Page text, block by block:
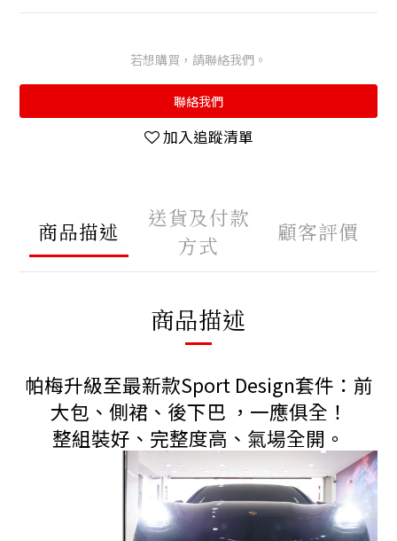
若想購買，請聯絡我們。
聯絡我們
加入追蹤清單
商品描述
送貨及付款
方式
顧客評價
商品描述
帕梅升級至最新款Sport Design套件：前
大包、側裙、後下巴 ，一應俱全！
整組裝好、完整度高、氣場全開。